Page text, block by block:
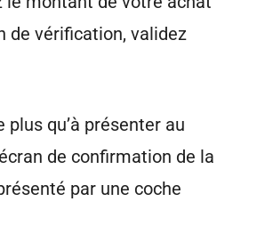
de vérification, validez
plus qu’à pré­senter au
de confirmation de la
par une coche